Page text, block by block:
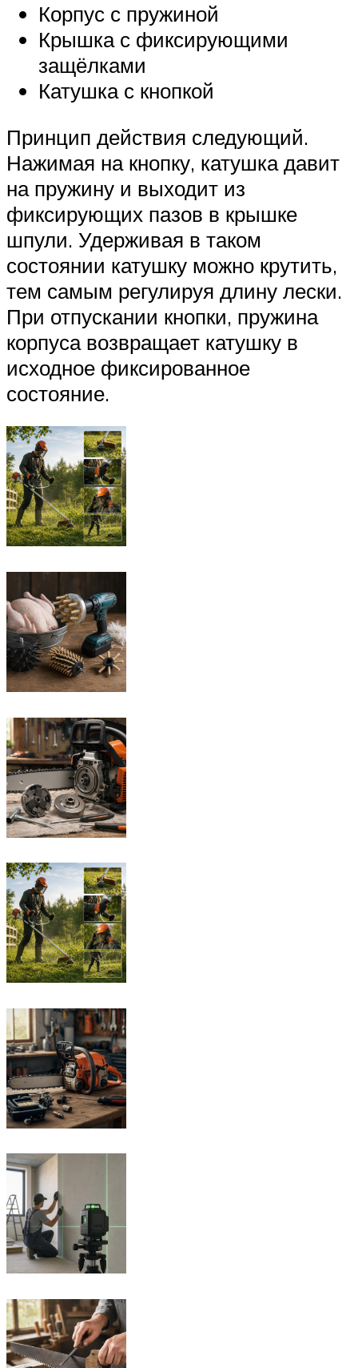
Корпус с пружиной
Крышка с фиксирующими
защёлками
Катушка с кнопкой
Принцип действия следующий.
Нажимая на кнопку, катушка давит
на пружину и выходит из
фиксирующих пазов в крышке
шпули. Удерживая в таком
состоянии катушку можно крутить,
тем самым регулируя длину лески.
При отпускании кнопки, пружина
корпуса возвращает катушку в
исходное фиксированное
состояние.